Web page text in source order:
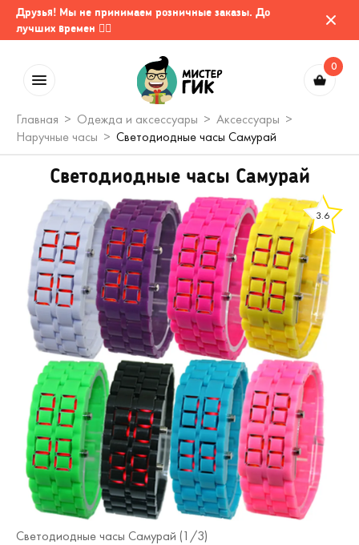
Друзья! Мы не принимаем розничные заказы. До
лучших времен 🤷‍♂️
0
Главная Одежда и аксессуары
Аксессуары
Наручные часы
Светодиодные часы Самурай
Светодиодные часы Самурай
3.6
Светодиодные часы Самурай (1 /3)